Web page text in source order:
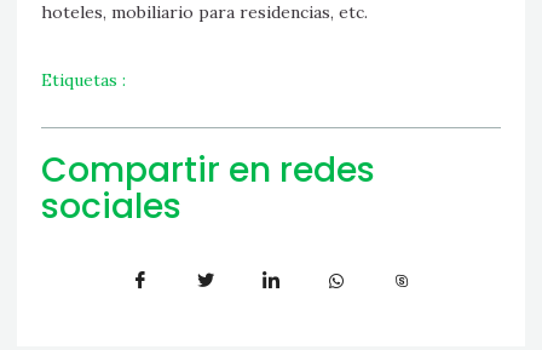
hoteles, mobiliario para residencias, etc.
Etiquetas :
Compartir en redes
sociales